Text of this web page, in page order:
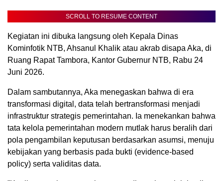
SCROLL TO RESUME CONTENT
Kegiatan ini dibuka langsung oleh Kepala Dinas
Kominfotik NTB, Ahsanul Khalik atau akrab disapa Aka, di
Ruang Rapat Tambora, Kantor Gubernur NTB, Rabu 24
Juni 2026.
​Dalam sambutannya, Aka menegaskan bahwa di era
transformasi digital, data telah bertransformasi menjadi
infrastruktur strategis pemerintahan. Ia menekankan bahwa
tata kelola pemerintahan modern mutlak harus beralih dari
pola pengambilan keputusan berdasarkan asumsi, menuju
kebijakan yang berbasis pada bukti (evidence-based
policy) serta validitas data.